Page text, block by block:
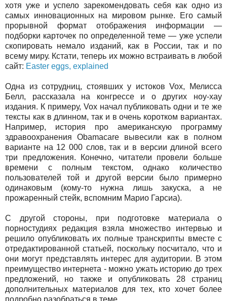
хотя уже и успело зарекомендовать себя как одно из
самых инновационных на мировом рынке. Его самый
прорывной формат отображения информации —
подборки карточек по определенной теме — уже успели
скопировать немало изданий, как в России, так и по
всему миру. Кстати, теперь их можно встраивать в любой
сайт: Easter eggs, explained
Одна из сотрудниц, стоявших у истоков Vox, Мелисса
Белл, рассказала на конгрессе и о других ноу-хау
издания. К примеру, Vox начал публиковать одни и те же
тексты как в длинном, так и в очень коротком вариантах.
Например, история про американскую программу
здравоохранения Obamacare вывесили как в полном
варианте на 12 000 слов, так и в версии длиной всего
три предложения. Конечно, читатели провели больше
времени с полным текстом, однако количество
пользователей той и другой версии было примерно
одинаковым (кому-то нужна лишь закуска, а не
прожаренный стейк, вспомним Марио Гарсиа).
С другой стороны, при подготовке материала о
порностудиях редакция взяла множество интервью и
решило опубликовать их полные транскрипты вместе с
отредактированной статьей, поскольку посчитало, что и
они могут представлять интерес для аудитории. В этом
преимущество интернета - можно ужать историю до трех
предложений, но также и опубликовать 28 страниц
дополнительных материалов для тех, кто хочет более
подробно разобраться в теме.